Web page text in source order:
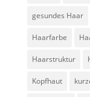
gesundes Haar
Haarfarbe
Haarstruktur
Kopfhaut